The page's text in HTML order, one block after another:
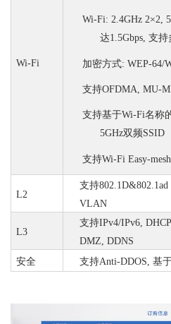
Wi-Fi
Wi-Fi: 2.4GHz 2×2,
达1.5Gbps, 支持
加密方式: WEP-64/
支持OFDMA, MU-
支持基于Wi-Fi名称
5GHz双频SSID
支持Wi-Fi Easy-
L2
支持802.1D&802.1ad
VLAN
L3
支持IPv4/IPv6,
DMZ, DDNS
安全
支持Anti-DDOS, 基